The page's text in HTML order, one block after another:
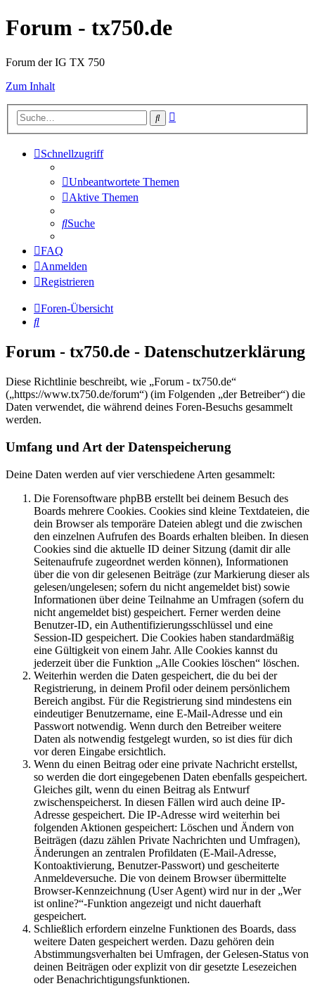
Forum - tx750.de
Forum der IG TX 750
Zum Inhalt
Suche
Schnellzugriff
Unbeantwortete Themen
Aktive Themen
Suche
FAQ
Anmelden
Registrieren
Foren-Übersicht
Suche
Forum - tx750.de - Datenschutzerklärung
Diese Richtlinie beschreibt, wie „Forum - tx750.de“
(„https://www.tx750.de/forum“) (im Folgenden „der Betreiber“) die
Daten verwendet, die während deines Foren-Besuchs gesammelt
werden.
Umfang und Art der Datenspeicherung
Deine Daten werden auf vier verschiedene Arten gesammelt:
Die Forensoftware phpBB erstellt bei deinem Besuch des
Boards mehrere Cookies. Cookies sind kleine Textdateien, die
dein Browser als temporäre Dateien ablegt und die zwischen
den einzelnen Aufrufen des Boards erhalten bleiben. In diesen
Cookies sind die aktuelle ID deiner Sitzung (damit dir alle
Seitenaufrufe zugeordnet werden können), Informationen
über die von dir gelesenen Beiträge (zur Markierung dieser als
gelesen/ungelesen; sofern du nicht angemeldet bist) sowie
Informationen über deine Teilnahme an Umfragen (sofern du
nicht angemeldet bist) gespeichert. Ferner werden deine
Benutzer-ID, ein Authentifizierungsschlüssel und eine
Session-ID gespeichert. Die Cookies haben standardmäßig
eine Gültigkeit von einem Jahr. Alle Cookies kannst du
jederzeit über die Funktion „Alle Cookies löschen“ löschen.
Weiterhin werden die Daten gespeichert, die du bei der
Registrierung, in deinem Profil oder deinem persönlichem
Bereich angibst. Für die Registrierung sind mindestens ein
eindeutiger Benutzername, eine E-Mail-Adresse und ein
Passwort notwendig. Wenn durch den Betreiber weitere
Daten als notwendig festgelegt wurden, so ist dies für dich
vor deren Eingabe ersichtlich.
Wenn du einen Beitrag oder eine private Nachricht erstellst,
so werden die dort eingegebenen Daten ebenfalls gespeichert.
Gleiches gilt, wenn du einen Beitrag als Entwurf
zwischenspeicherst. In diesen Fällen wird auch deine IP-
Adresse gespeichert. Die IP-Adresse wird weiterhin bei
folgenden Aktionen gespeichert: Löschen und Ändern von
Beiträgen (dazu zählen Private Nachrichten und Umfragen),
Änderungen an zentralen Profildaten (E-Mail-Adresse,
Kontoaktivierung, Benutzer-Passwort) und gescheiterte
Anmeldeversuche. Die von deinem Browser übermittelte
Browser-Kennzeichnung (User Agent) wird nur in der „Wer
ist online?“-Funktion angezeigt und nicht dauerhaft
gespeichert.
Schließlich erfordern einzelne Funktionen des Boards, dass
weitere Daten gespeichert werden. Dazu gehören dein
Abstimmungsverhalten bei Umfragen, der Gelesen-Status von
deinen Beiträgen oder explizit von dir gesetzte Lesezeichen
oder Benachrichtigungsfunktionen.